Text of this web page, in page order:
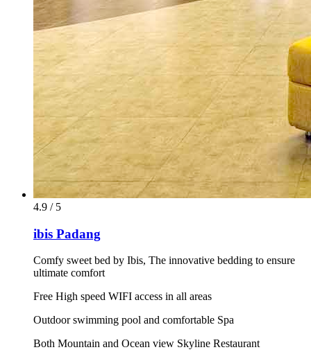
4.9 / 5
ibis Padang
Comfy sweet bed by Ibis, The innovative bedding to ensure
ultimate comfort
Free High speed WIFI access in all areas
Outdoor swimming pool and comfortable Spa
Both Mountain and Ocean view Skyline Restaurant